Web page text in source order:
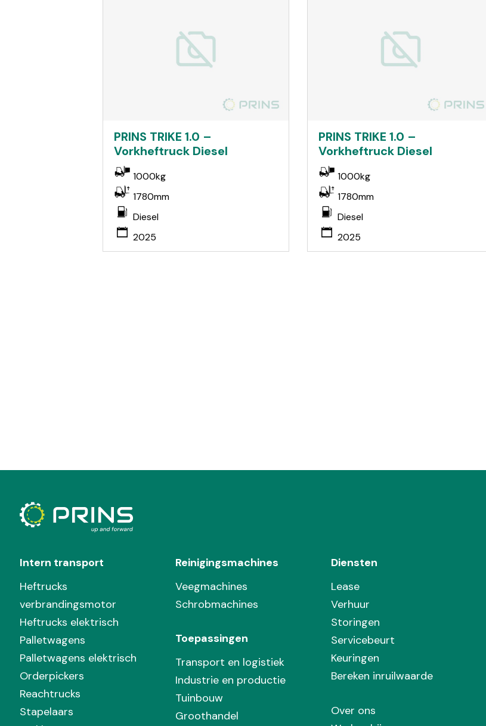
PRINS TRIKE 1.0 –
Vorkheftruck Diesel
1000kg
1780mm
Diesel
2025
PRINS TRIKE 1.0 –
Vorkheftruck Diesel
1000kg
1780mm
Diesel
2025
Intern transport
Heftrucks
verbrandingsmotor
Heftrucks elektrisch
Palletwagens
Palletwagens elektrisch
Orderpickers
Reachtrucks
Stapelaars
Reinigingsmachines
Veegmachines
Schrobmachines
Toepassingen
Transport en logistiek
Industrie en productie
Tuinbouw
Groothandel
Diensten
Lease
Verhuur
Storingen
Servicebeurt
Keuringen
Bereken inruilwaarde
Over ons